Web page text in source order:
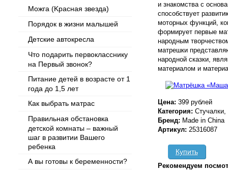
Можга (Kрасная звезда)
Порядок в жизни малышей
Детские автокресла
Что подарить первокласснику
на Первый звонок?
Питание детей в возрасте от 1
года до 1,5 лет
Как выбрать матрас
Правильная обстановка
детской комнаты – важный
шаг в развитии Вашего
ребенка
А вы готовы к беременности?
и знакомства с
способствует
моторных функций,
формирует первые
народным
матрешки
народной сказки,
материалом и
Цена: 399 рублей
Категория:
Бренд: Made in China
Артикул: 25316087
Купить
Рекомендуем